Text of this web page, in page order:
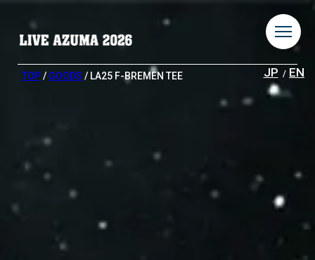
JP EN
TOP/ GOODS / LA25 F-BREMEN TEE